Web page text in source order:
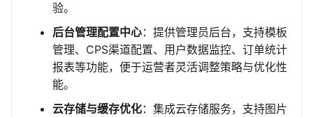
验。
后台管理配置中心：提供管理员后台，支持模板
管理、CPS渠道配置、用户数据监控、订单统计
报表等功能，便于运营者灵活调整策略与优化性
能。
云存储与缓存优化：集成云存储服务，支持图片